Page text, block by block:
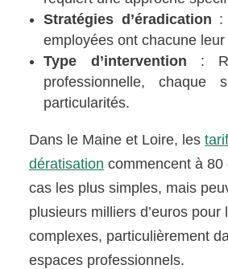
Stratégies d’éradication :
employées ont chacune
Type d’intervention :
professionnelle, chaque
particularités.
Dans le Maine et Loire, les
dératisation commencent à 80
cas les plus simples, mais
plusieurs milliers d’euros pour
complexes, particulièrement
espaces professionnels.